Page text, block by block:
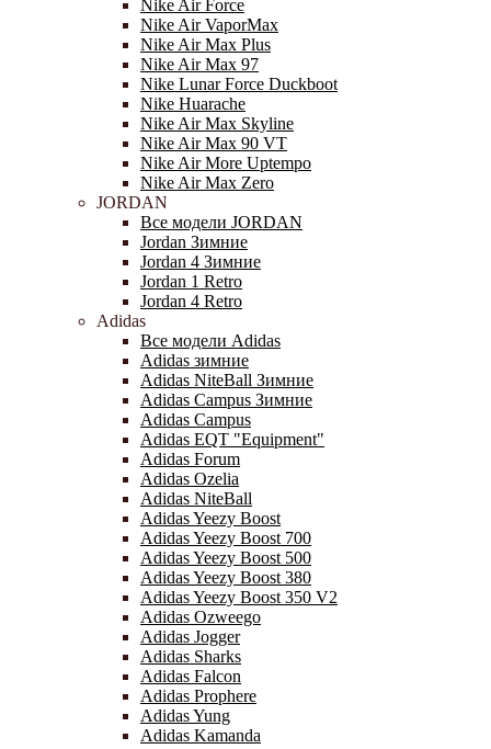
Nike Air Force
Nike Air VaporMax
Nike Air Max Plus
Nike Air Max 97
Nike Lunar Force Duckboot
Nike Huarache
Nike Air Max Skyline
Nike Air Max 90 VT
Nike Air More Uptempo
Nike Air Max Zero
JORDAN
Все модели JORDAN
Jordan Зимние
Jordan 4 Зимние
Jordan 1 Retro
Jordan 4 Retro
Adidas
Все модели Adidas
Adidas зимние
Adidas NiteBall Зимние
Adidas Campus Зимние
Adidas Campus
Adidas EQT "Equipment"
Adidas Forum
Adidas Ozelia
Adidas NiteBall
Adidas Yeezy Boost
Adidas Yeezy Boost 700
Adidas Yeezy Boost 500
Adidas Yeezy Boost 380
Adidas Yeezy Boost 350 V2
Adidas Ozweego
Adidas Jogger
Adidas Sharks
Adidas Falcon
Adidas Prophere
Adidas Yung
Adidas Kamanda